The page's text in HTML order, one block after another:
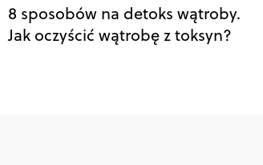
8 sposobów na detoks wątroby.
Jak oczyścić wątrobę z toksyn?